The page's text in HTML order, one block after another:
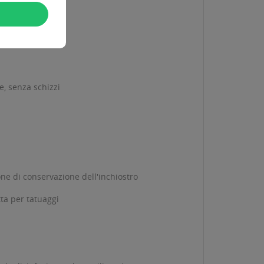
senza schizzi
di conservazione dell'inchiostro
per tatuaggi